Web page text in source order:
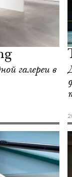
галереи в